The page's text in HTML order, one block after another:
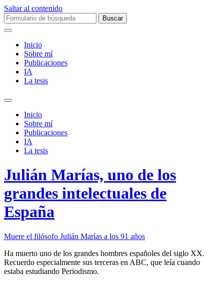
Saltar al contenido
Buscar:
Inicio
Sobre mí­
Publicaciones
IA
La tesis
Alternar
campo
búsqueda
Inicio
Sobre mí­
Publicaciones
IA
La tesis
Julián Marías, uno de los
grandes intelectuales de
España
Muere el filósofo Julián Marías a los 91 años
Ha muerto uno de los grandes hombres españoles del siglo XX.
Recuerdo especialmente sus terceras en ABC, que leía cuando
estaba estudiando Periodismo.